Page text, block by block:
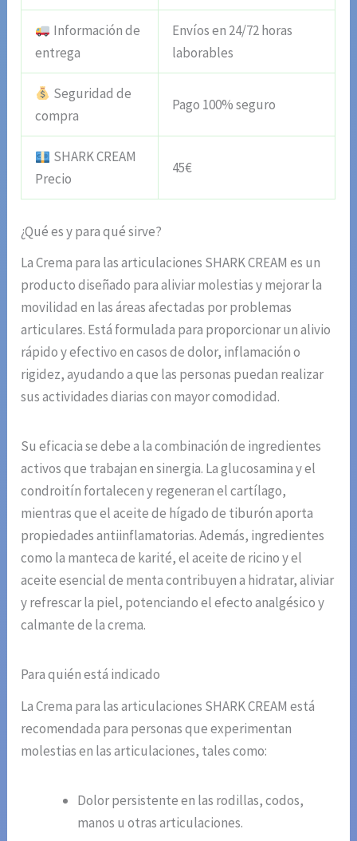
Información de
entrega
Envíos en 24/72 horas
laborables
Seguridad de
compra
Pago 100% seguro
SHARK CREAM
Precio
45€
¿Qué es y para qué sirve?
La Crema para las articulaciones SHARK CREAM es un
producto diseñado para aliviar molestias y mejorar la
movilidad en las áreas afectadas por problemas
articulares. Está formulada para proporcionar un alivio
rápido y efectivo en casos de dolor, inflamación o
rigidez, ayudando a que las personas puedan realizar
sus actividades diarias con mayor comodidad.
Su eficacia se debe a la combinación de ingredientes
activos que trabajan en sinergia. La glucosamina y el
condroitín fortalecen y regeneran el cartílago,
mientras que el aceite de hígado de tiburón aporta
propiedades antiinflamatorias. Además, ingredientes
como la manteca de karité, el aceite de ricino y el
aceite esencial de menta contribuyen a hidratar, aliviar
y refrescar la piel, potenciando el efecto analgésico y
calmante de la crema.
Para quién está indicado
La Crema para las articulaciones SHARK CREAM está
recomendada para personas que experimentan
molestias en las articulaciones, tales como:
Dolor persistente en las rodillas, codos,
manos u otras articulaciones.